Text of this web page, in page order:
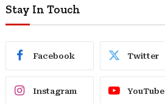
Stay In Touch
Facebook Twitter
Instagram YouTube